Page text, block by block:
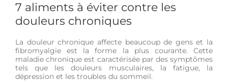
7 aliments à éviter contre les
douleurs chroniques
La douleur chronique affecte beaucoup de gens et la
fibromyalgie est la forme la plus courante. Cette
maladie chronique est caractérisée par des symptômes
tels que les douleurs musculaires, la fatigue, la
dépression et les troubles du sommeil.